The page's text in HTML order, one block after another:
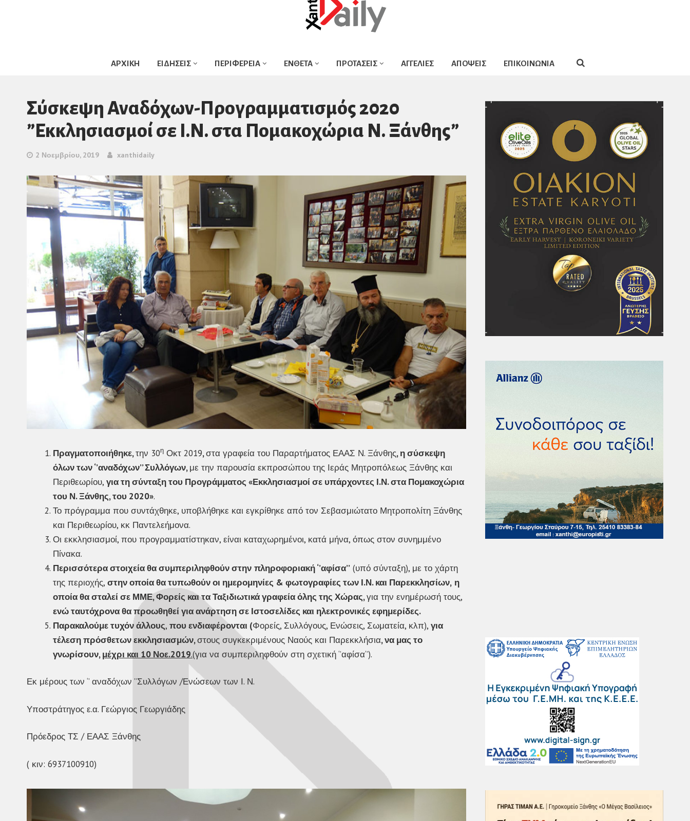
ΑΡΧΙΚΗ ΕΙΔΗΣΕΙΣ ΠΕΡΙΦΕΡΕΙΑ ΕΝΘΕΤΑ ΠΡΟΤΑΣΕΙΣ ΑΓΓΕΛΙΕΣ ΑΠΟΨΕΙΣ ΕΠΙΚΟΙΝΩΝΙΑ
Σύσκεψη Αναδόχων-Προγραμματισμός 2020
”Εκκλησιασμοί σε Ι.Ν. στα Πομακοχώρια Ν. Ξάνθης”
2 Νοεμβρίου, 2019 xanthidaily
Πραγματοποιήθηκε,την 30η Οκτ 2019,στα γραφεία του Παραρτήματος ΕΑΑΣ Ν. Ξάνθης, η σύσκεψη
όλων των ‘’αναδόχων’’ Συλλόγων,με την παρουσία εκπροσώπου της Ιεράς Μητροπόλεως Ξάνθης και
Περιθεωρίου, για τη σύνταξη του Προγράμματος «Εκκλησιασμοί σε υπάρχοντες Ι.Ν. στα Πομακοχώρια
του Ν. Ξάνθης, του 2020».
Το πρόγραμμα που συντάχθηκε, υποβλήθηκε και εγκρίθηκε από τον Σεβασμιώτατο Μητροπολίτη Ξάνθης
και Περιθεωρίου, κκ Παντελεήμονα.
Οι εκκλησιασμοί, που προγραμματίστηκαν, είναι καταχωρημένοι, κατά μήνα, όπως στον συνημμένο
Πίνακα.
Περισσότερα στοιχεία θα συμπεριληφθούν στην πληροφοριακή ‘’αφίσα’’ (υπό σύνταξη), με το χάρτη
της περιοχής, στην οποία θα τυπωθούν οι ημερομηνίες & φωτογραφίες των Ι.Ν. και Παρεκκλησίων, η
οποία θα σταλεί σε ΜΜΕ, Φορείς και τα Ταξιδιωτικά γραφεία όλης της Χώρας,για την ενημέρωσή τους,
ενώ ταυτόχρονα θα προωθηθεί για ανάρτηση σε Ιστοσελίδες και ηλεκτρονικές εφημερίδες.
Παρακαλούμε τυχόν άλλους, που ενδιαφέρονται (Φορείς, Συλλόγους, Ενώσεις, Σωματεία, κλπ), για
τέλεση πρόσθετων εκκλησιασμών,στους συγκεκριμένους Ναούς και Παρεκκλήσια, να μας το
γνωρίσουν,μέχρι και 10 Νοε.2019.(για να συμπεριληφθούν στη σχετική ‘’αφίσα‘’).
Εκ μέρους των ‘’ αναδόχων ’’Συλλόγων /Ενώσεων των Ι. Ν.
Υποστράτηγος ε.α. Γεώργιος Γεωργιάδης
Πρόεδρος ΤΣ / ΕΑΑΣ Ξάνθης
( κιν: 6937100910)